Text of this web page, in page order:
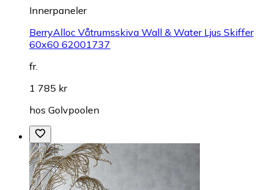
Innerpaneler
BerryAlloc Våtrumsskiva Wall & Water Ljus Skiffer
60x60 62001737
fr.
1 785 kr
hos Golvpoolen